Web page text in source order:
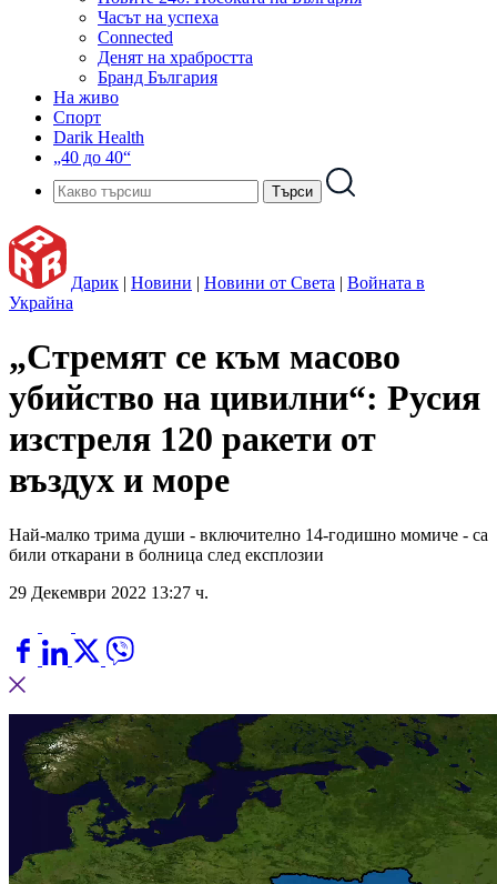
Часът на успеха
Connected
Денят на храбростта
Бранд България
На живо
Спорт
Darik Health
„40 до 40“
Дарик | Новини | Новини от Света | Войната в
Украйна
„Стремят се към масово
убийство на цивилни“: Русия
изстреля 120 ракети от
въздух и море
Най-малко трима души - включително 14-годишно момиче - са
били откарани в болница след експлозии
29 Декември 2022 13:27 ч.